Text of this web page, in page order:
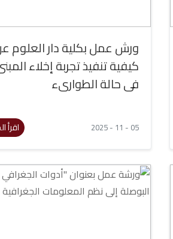
ورش عمل بكلية دار العلوم
كيفية تنفيذ تجربة إخلاء
فى حالة الطوارىء
05 - 11 - 2025 اقرأ